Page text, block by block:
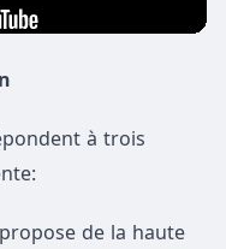
à trois
de la haute